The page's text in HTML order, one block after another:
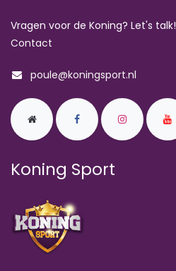
Vragen voor de Koning? Let's talk!
Contact
poule@koningsport.nl
Koning Sport